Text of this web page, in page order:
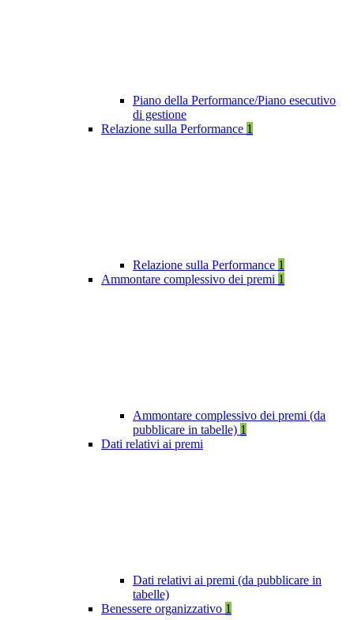
Piano della Performance/Piano esecutivo
di gestione
Relazione sulla Performance 1
Relazione sulla Performance 1
Ammontare complessivo dei premi 1
Ammontare complessivo dei premi (da
pubblicare in tabelle) 1
Dati relativi ai premi
Dati relativi ai premi (da pubblicare in
tabelle)
Benessere organizzativo 1